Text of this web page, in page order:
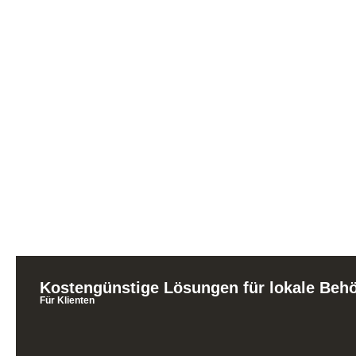
Kostengünstige Lösungen für lokale
Für Klienten